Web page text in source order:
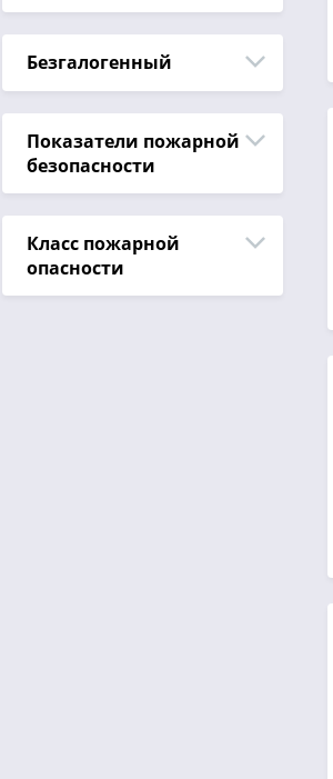
Безгалогенный
Показатели пожарной
безопасности
Класс пожарной
опасности